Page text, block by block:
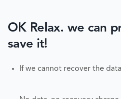
OK Relax. we can
save it!
If we cannot recover the